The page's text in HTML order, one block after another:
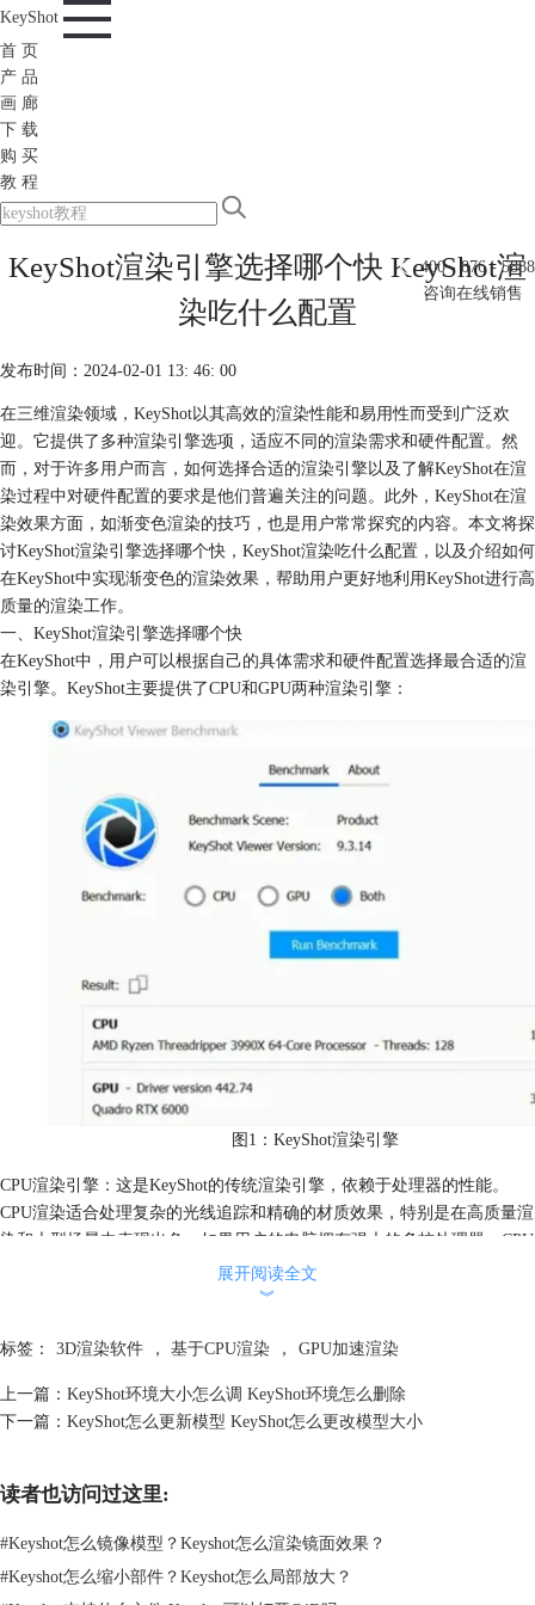
KeyShot
首 页
产 品
画 廊
下 载
购 买
教 程
400 - 876 - 5888
咨询在线销售
KeyShot渲染引擎选择哪个快 KeyShot渲
染吃什么配置
发布时间：2024-02-01 13: 46: 00
在三维渲染领域，KeyShot以其高效的渲染性能和易用性而受到广泛欢
迎。它提供了多种渲染引擎选项，适应不同的渲染需求和硬件配置。然
而，对于许多用户而言，如何选择合适的渲染引擎以及了解KeyShot在渲
染过程中对硬件配置的要求是他们普遍关注的问题。此外，KeyShot在渲
染效果方面，如渐变色渲染的技巧，也是用户常常探究的内容。本文将探
讨KeyShot渲染引擎选择哪个快，KeyShot渲染吃什么配置，以及介绍如何
在KeyShot中实现渐变色的渲染效果，帮助用户更好地利用KeyShot进行高
质量的渲染工作。
一、KeyShot渲染引擎选择哪个快
在KeyShot中，用户可以根据自己的具体需求和硬件配置选择最合适的渲
染引擎。KeyShot主要提供了CPU和GPU两种渲染引擎：
图1：KeyShot渲染引擎
CPU渲染引擎：这是KeyShot的传统渲染引擎，依赖于处理器的性能。
CPU渲染适合处理复杂的光线追踪和精确的材质效果，特别是在高质量渲
染和大型场景中表现出色。如果用户的电脑拥有强大的多核处理器，CPU
2.GPU渲染引擎：KeyShot的GPU渲染利用显卡的计算能力，能够提供更
展开阅读全文
︾
标签： 3D渲染软件 ， 基于CPU渲染 ， GPU加速渲染
上一篇： KeyShot环境大小怎么调 KeyShot环境怎么删除
下一篇： KeyShot怎么更新模型 KeyShot怎么更改模型大小
读者也访问过这里:
#Keyshot怎么镜像模型？Keyshot怎么渲染镜面效果？
#Keyshot怎么缩小部件？Keyshot怎么局部放大？